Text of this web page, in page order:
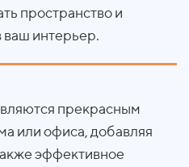
пространство и
ваш интерьер.
прекрасным
или офиса, добавляя
эффективное